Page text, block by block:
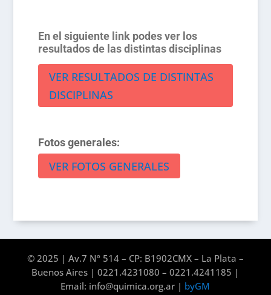
En el siguiente link podes ver los
resultados de las distintas disciplinas
VER RESULTADOS DE DISTINTAS
DISCIPLINAS
Fotos generales:
VER FOTOS GENERALES
© 2025 | Av.7 Nº 514 – CP: B1902CMX – La Plata –
Buenos Aires | 0221.4231080 – 0221.4241185 |
Email: info@quimica.org.ar | byGM